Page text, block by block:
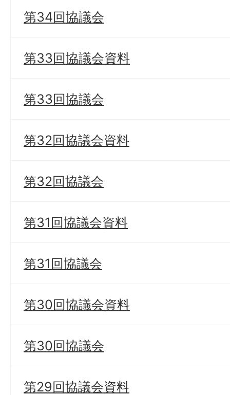
第34回協議会
第33回協議会資料
第33回協議会
第32回協議会資料
第32回協議会
第31回協議会資料
第31回協議会
第30回協議会資料
第30回協議会
第29回協議会資料